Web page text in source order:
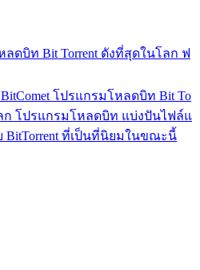
ลดบิท Bit Torrent ดังที่สุดในโลก ฟ
โปรแกรมโหลดบิท Bit To
ก โปรแกรมโหลดบิท แบ่งปันไฟล์แ
BitTorrent ที่เป็นที่นิยมในขณะนี้